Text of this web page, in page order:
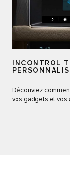
INCONTROL
Découvrez
vos gadgets et vos